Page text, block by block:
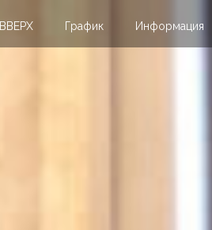
ВВЕРХ График Информация